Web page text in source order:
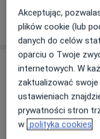
Usługi i ceny
Konsultacja
150 zł Szczegóły
Konsultacja online
Akceptując,
plików cookie (lub
danych do celów
oparciu o Twoje
internetowych. W
zaktualizować
ustawieniach
prywatności stron
w polityka cookies